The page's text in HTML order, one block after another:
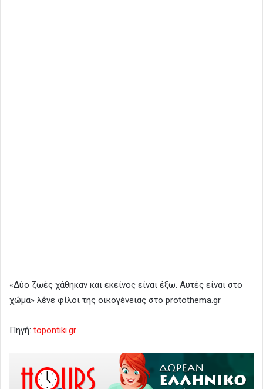
«Δύο ζωές χάθηκαν και εκείνος είναι έξω. Αυτές είναι στο
χώμα» λένε φίλοι της οικογένειας στο protothema.gr
Πηγή: topontiki.gr